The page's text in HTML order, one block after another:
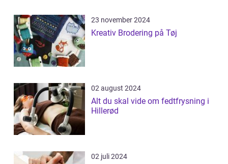
23 november 2024
Kreativ Brodering på Tøj
02 august 2024
Alt du skal vide om fedtfrysning i
Hillerød
02 juli 2024